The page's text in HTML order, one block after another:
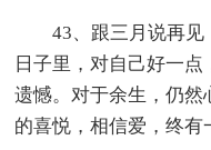
43、跟三月说再见
日子里，对自己好一
遗憾。对于余生，仍然
的喜悦，相信爱，终有